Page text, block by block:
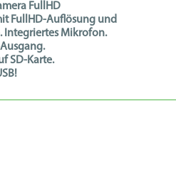
FullHD
FullHD-Auflösung und
Integriertes Mikrofon.
SD-Karte.